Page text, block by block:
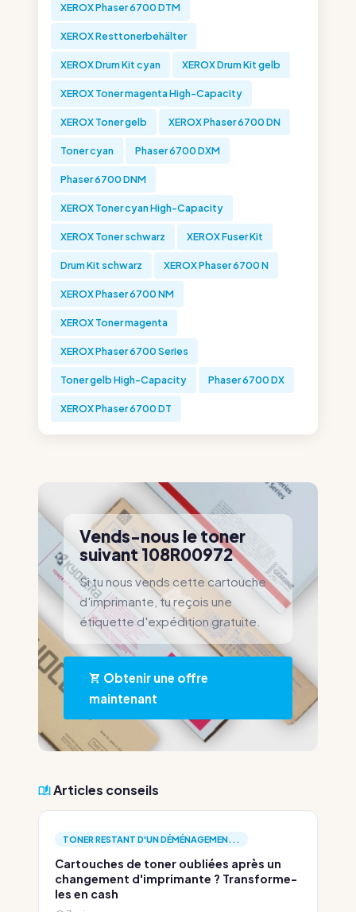
XEROX Phaser 6700 DTM
XEROX Resttonerbehälter
XEROX Drum Kit cyan XEROX Drum Kit gelb
XEROX Toner magenta High-Capacity
XEROX Toner gelb XEROX Phaser 6700 DN
Toner cyan Phaser 6700 DXM
Phaser 6700 DNM
XEROX Toner cyan High-Capacity
XEROX Toner schwarz XEROX Fuser Kit
Drum Kit schwarz XEROX Phaser 6700 N
XEROX Phaser 6700 NM
XEROX Toner magenta
XEROX Phaser 6700 Series
Toner gelb High-Capacity Phaser 6700 DX
XEROX Phaser 6700 DT
Vends-nous le toner
suivant 108R00972
Si tu nous vends cette cartouche
d'imprimante, tu reçois une
étiquette d'expédition gratuite.
Obtenir une offre
maintenant
Articles conseils
TONER RESTANT D'UN DÉMÉNAGEMEN...
Cartouches de toner oubliées après un
changement d'imprimante ? Transforme-
les en cash